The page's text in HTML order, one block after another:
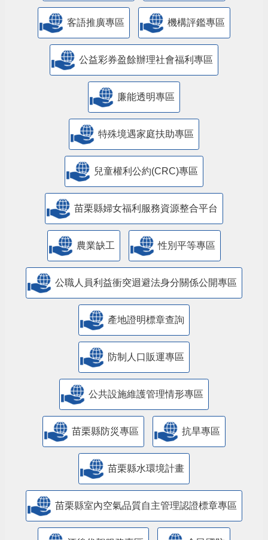
客語推廣專區 機構評鑑專區
公益彩券盈餘辦理社會福利專區
廉能透明專區
特殊境遇家庭扶助專區
兒童權利公約(CRC)專區
苗栗縣婦女福利服務資源整合平台
農業缺工 性別平等專區
公職人員利益衝突迴避法身分關係公開專區
產地證明標章查詢
防制人口販運專區
​公共設施維護管理情形專區
苗栗縣防災專區 抗旱專區
苗栗縣水環境計畫
苗栗縣室內空氣品質自主管理認證標章專區